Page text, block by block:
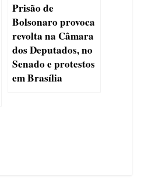
Prisão de
Bolsonaro provoca
revolta na Câmara
dos Deputados, no
Senado e protestos
em Brasília